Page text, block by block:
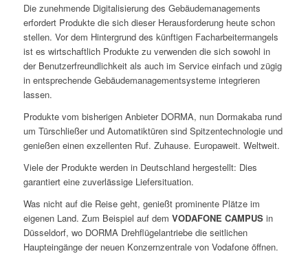
Die zunehmende Digitalisierung des Gebäudemanagements
erfordert Produkte die sich dieser Herausforderung heute schon
stellen. Vor dem Hintergrund des künftigen Facharbeitermangels
ist es wirtschaftlich Produkte zu verwenden die sich sowohl in
der Benutzerfreundlichkeit als auch im Service einfach und zügig
in entsprechende Gebäudemanagementsysteme integrieren
lassen.
Produkte vom bisherigen Anbieter DORMA, nun Dormakaba rund
um Türschließer und Automatiktüren sind Spitzentechnologie und
genießen einen exzellenten Ruf. Zuhause. Europaweit. Weltweit.
Viele der Produkte werden in Deutschland hergestellt: Dies
garantiert eine zuverlässige Liefersituation.
Was nicht auf die Reise geht, genießt prominente Plätze im
eigenen Land. Zum Beispiel auf dem VODAFONE CAMPUSin
Düsseldorf, wo DORMA Drehflügelantriebe die seitlichen
Haupteingänge der neuen Konzernzentrale von Vodafone öffnen.